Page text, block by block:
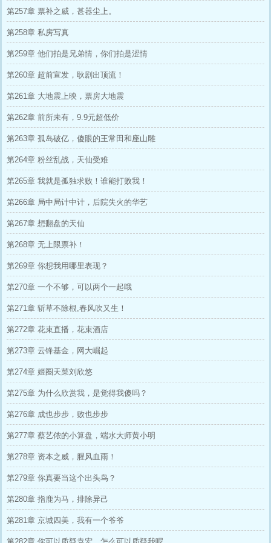
第257章 票补之威，甚嚣尘上。
第258章 私房写真
第259章 他们拍是兄弟情，你们拍是涩情
第260章 超前宣发，耿剧出顶流！
第261章 大地震上映，票房大地震
第262章 前所未有，9.9元超低价
第263章 孤岛破亿，傻眼的王常田和座山雕
第264章 粉丝乱战，天仙受难
第265章 我就是孤独求败！谁能打败我！
第266章 局中局计中计，后院失火的华艺
第267章 想翻盘的天仙
第268章 无上限票补！
第269章 你想我用哪里表现？
第270章 一个不够，可以两个一起哦
第271章 斩草不除根,春风吹又生！
第272章 花束直播，花束酒店
第273章 云锋基金，网大崛起
第274章 姬圈天菜刘欣悠
第275章 为什么欣赏我，是觉得我傻吗？
第276章 成也步步，败也步步
第277章 蔡艺侬的小算盘，端水大师黄小明
第278章 资本之威，腥风血雨！
第279章 你真要当这个出头鸟？
第280章 指鹿为马，排除异己
第281章 京城四美，我有一个爷爷